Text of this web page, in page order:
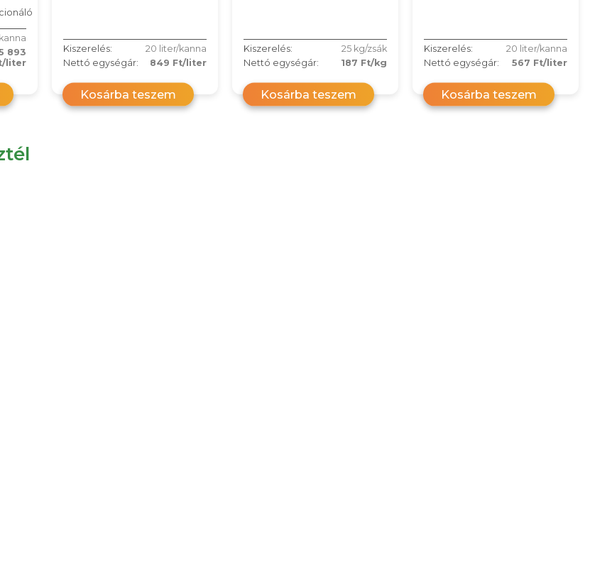
893
liter
Kiszerelés:
20 liter/kanna
Nettó egységár:
849 Ft/liter
Kosárba teszem
Kiszerelés:
25 kg/zsák
Nettó egységár:
187 Ft/kg
Kosárba teszem
Kiszerelés:
20 liter/kanna
Nettó egységár:
567 Ft/liter
Kosárba teszem